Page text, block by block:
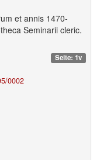
et annis 1470-
Seminarii cleric.
Seite: 1v
0002